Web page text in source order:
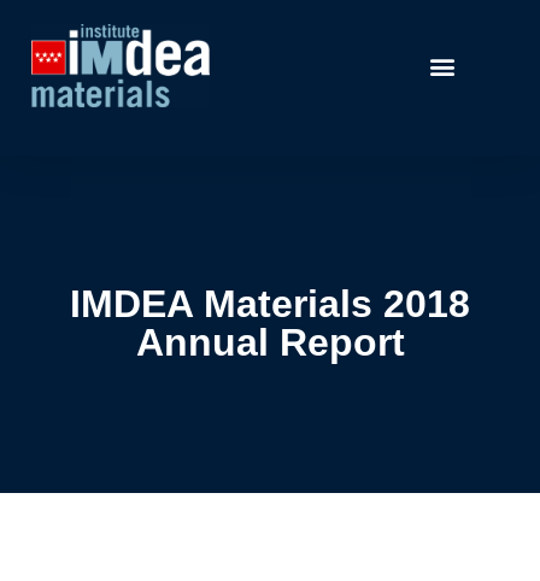
IMDEA Materials 2018
Annual Report